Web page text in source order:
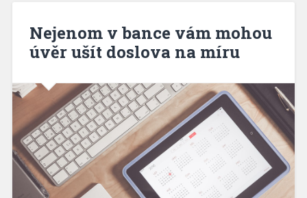
Nejenom v bance vám mohou
úvěr ušít doslova na míru